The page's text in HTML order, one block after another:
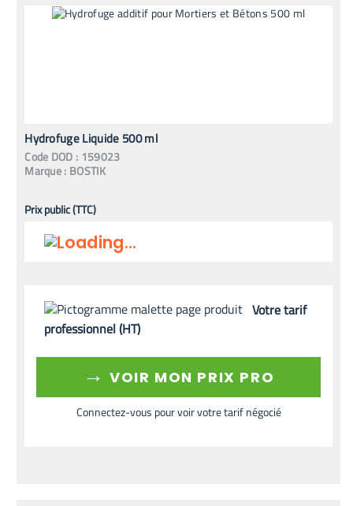
Hydrofuge Liquide 500 ml
Code DOD : 159023
Marque : BOSTIK
Prix public (TTC)
Votre tarif
professionnel (HT)
→ VOIR MON PRIX PRO
Connectez-vous pour voir votre tarif négocié